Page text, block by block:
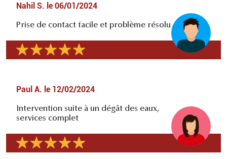
Nahil S. le 06/01/2024
Prise de contact facile et problème résolu
Paul A. le 12/02/2024
Intervention suite à un dégât des eaux,
services complet